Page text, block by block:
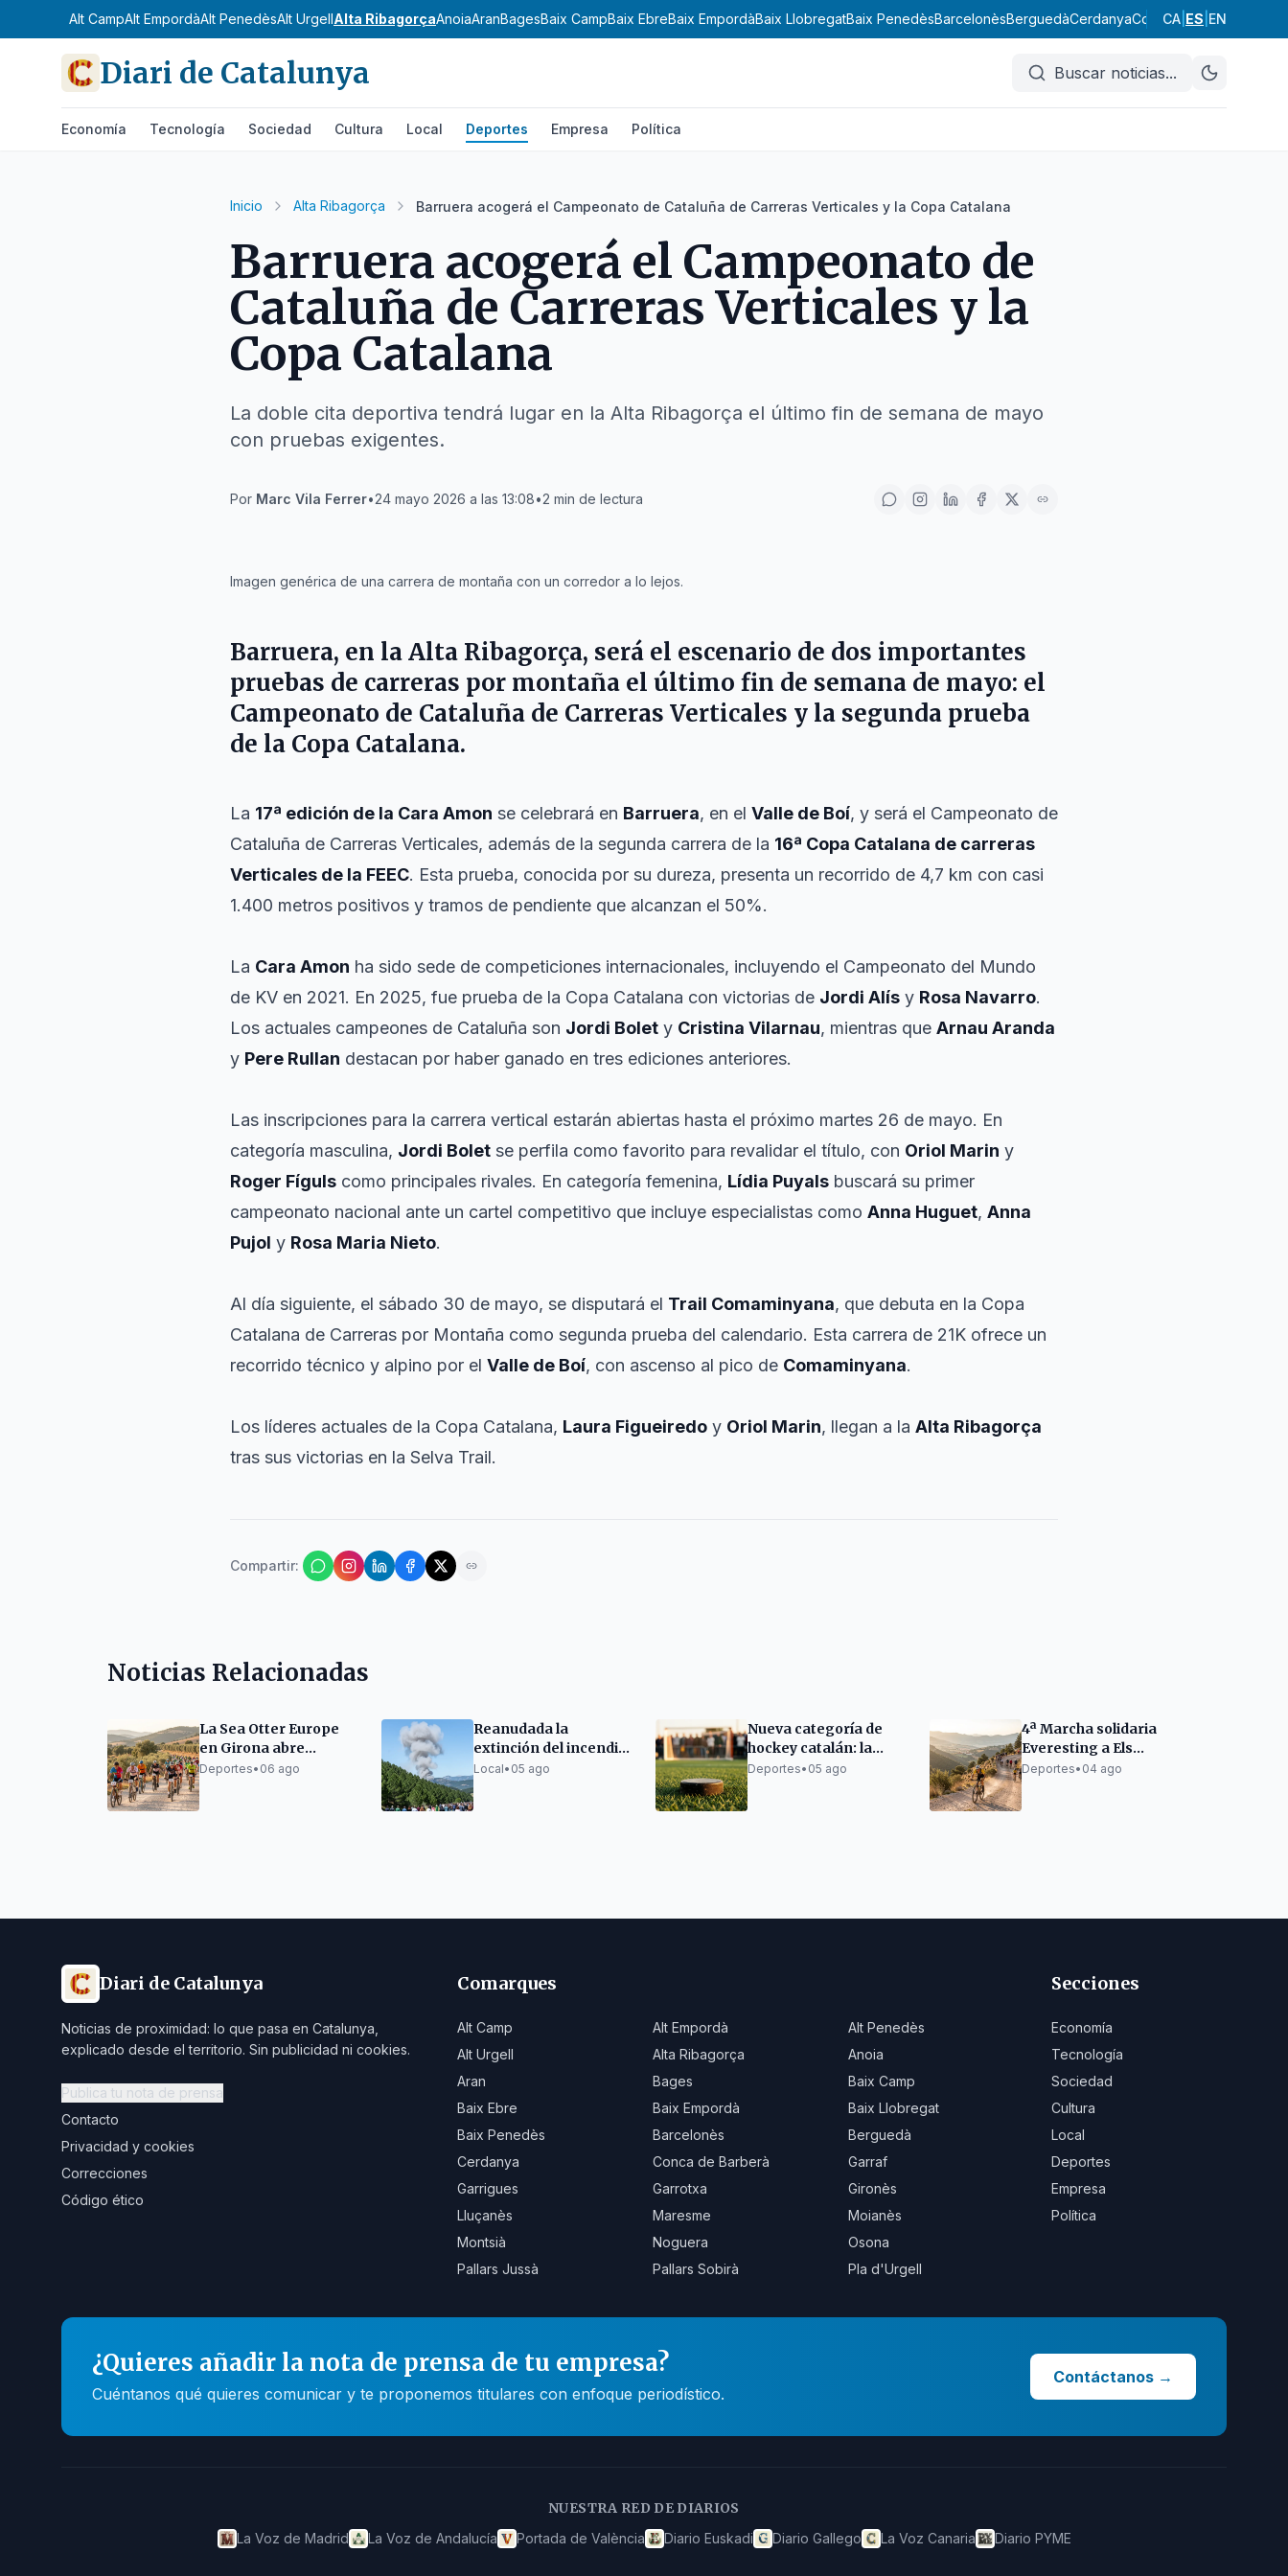
Alt CampAlt EmpordàAlt PenedèsAlt UrgellAlta RibagorçaAnoiaAranBagesBaix CampBaix EbreBaix EmpordàBaix LlobregatBaix PenedèsBarcelonèsBerguedàCerdanyaConca de Barberà
CA ES EN
Diari de Catalunya Buscar noticias...
Economía Tecnología Sociedad Cultura Local Deportes Empresa Política
Inicio Alta Ribagorça Barruera acogerá el Campeonato de Cataluña de Carreras Verticales y la Copa Catalana
Barruera acogerá el Campeonato de
Cataluña de Carreras Verticales y la
Copa Catalana
La doble cita deportiva tendrá lugar en la Alta Ribagorça el último fin de semana de mayo
con pruebas exigentes.
Por Marc Vila Ferrer•24 mayo 2026 a las 13:08•2 min de lectura
Imagen genérica de una carrera de montaña con un corredor a lo lejos.
Barruera, en laAlta Ribagorça, será el escenario de dos importantes
pruebas de carreras por montaña el último fin de semana de mayo: el
Campeonato de Cataluña de Carreras Verticales y la segunda prueba
de la Copa Catalana.
La 17ª edición de la Cara Amon se celebrará en Barruera, en el Valle de Boí, y será el Campeonato de
Cataluña de Carreras Verticales, además de la segunda carrera de la 16ª Copa Catalana de carreras
Verticales de la FEEC. Esta prueba, conocida por su dureza, presenta un recorrido de 4,7 km con casi
1.400 metros positivos y tramos de pendiente que alcanzan el 50%.
La Cara Amon ha sido sede de competiciones internacionales, incluyendo el Campeonato del Mundo
de KV en 2021. En 2025, fue prueba de la Copa Catalana con victorias de Jordi Alís y Rosa Navarro.
Los actuales campeones de Cataluña son Jordi Bolet y Cristina Vilarnau, mientras que Arnau Aranda
y Pere Rullan destacan por haber ganado en tres ediciones anteriores.
Las inscripciones para la carrera vertical estarán abiertas hasta el próximo martes 26 de mayo. En
categoría masculina, Jordi Bolet se perfila como favorito para revalidar el título, con Oriol Marin y
Roger Fíguls como principales rivales. En categoría femenina, Lídia Puyals buscará su primer
campeonato nacional ante un cartel competitivo que incluye especialistas como Anna Huguet, Anna
Pujol y Rosa Maria Nieto.
Al día siguiente, el sábado 30 de mayo, se disputará el Trail Comaminyana, que debuta en la Copa
Catalana de Carreras por Montaña como segunda prueba del calendario. Esta carrera de 21K ofrece un
recorrido técnico y alpino por el Valle de Boí, con ascenso al pico de Comaminyana.
Los líderes actuales de la Copa Catalana, Laura Figueiredo y Oriol Marin, llegan a la Alta Ribagorça
tras sus victorias en la Selva Trail.
Compartir:
Noticias Relacionadas
La Sea Otter Europe
en Girona abre
inscripciones para su
Deportes• 06 ago
Reanudada la
extinción del incendio
de Senet, en la Alta
Local• 05 ago
Nueva categoría de
hockey catalán: la
Nacional Catalana
Deportes• 05 ago
4ª Marcha solidaria
Everesting a Els
Àngels el 26 de
Deportes• 04 ago
Diari de Catalunya
Noticias de proximidad: lo que pasa en Catalunya,
explicado desde el territorio. Sin publicidad ni cookies.
Publica tu nota de prensa
Contacto
Privacidad y cookies
Correcciones
Código ético
Comarques
Alt Camp Alt Empordà
Alt Penedès
Alt Urgell
Alta Ribagorça
Anoia
Aran
Bages
Baix Camp
Baix Ebre
Baix Empordà
Baix Llobregat
Baix Penedès
Barcelonès
Berguedà
Cerdanya
Conca de Barberà
Garraf
Garrigues
Garrotxa
Gironès
Lluçanès
Maresme
Moianès
Montsià
Noguera
Osona
Pallars Jussà
Pallars Sobirà Pla d'Urgell
Secciones
Economía
Tecnología
Sociedad
Cultura
Local
Deportes
Empresa
Política
¿Quieres añadir la nota de prensa de tu empresa?
Cuéntanos qué quieres comunicar y te proponemos titulares con enfoque periodístico.
Contáctanos →
NUESTRA RED DE DIARIOS
La Voz de Madrid La Voz de Andalucía Portada de València Diario Euskadi Diario Gallego La Voz Canaria Diario PYME